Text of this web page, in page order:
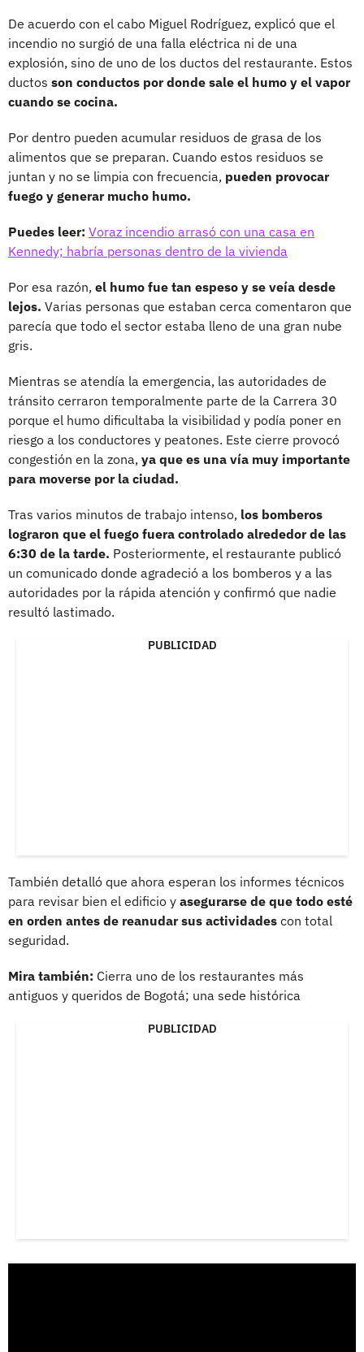
De acuerdo con el cabo Miguel Rodríguez, explicó que el
incendio no surgió de una falla eléctrica ni de una
explosión, sino de uno de los ductos del restaurante. Estos
ductos son conductos por donde sale el humo y el vapor
cuando se cocina.
Por dentro pueden acumular residuos de grasa de los
alimentos que se preparan. Cuando estos residuos se
juntan y no se limpia con frecuencia, pueden provocar
fuego y generar mucho humo.
Puedes leer: Voraz incendio arrasó con una casa en
Kennedy; habría personas dentro de la vivienda
Por esa razón, el humo fue tan espeso y se veía desde
lejos. Varias personas que estaban cerca comentaron que
parecía que todo el sector estaba lleno de una gran nube
gris.
Mientras se atendía la emergencia, las autoridades de
tránsito cerraron temporalmente parte de la Carrera 30
porque el humo dificultaba la visibilidad y podía poner en
riesgo a los conductores y peatones. Este cierre provocó
congestión en la zona, ya que es una vía muy importante
para moverse por la ciudad.
Tras varios minutos de trabajo intenso, los bomberos
lograron que el fuego fuera controlado alrededor de las
6:30 de la tarde. Posteriormente, el restaurante publicó
un comunicado donde agradeció a los bomberos y a las
autoridades por la rápida atención y confirmó que nadie
resultó lastimado.
PUBLICIDAD
También detalló que ahora esperan los informes técnicos
para revisar bien el edificio y asegurarse de que todo esté
en orden antes de reanudar sus actividades con total
seguridad.
Mira también: Cierra uno de los restaurantes más
antiguos y queridos de Bogotá; una sede histórica
PUBLICIDAD